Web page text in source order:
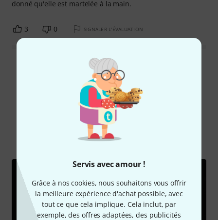
Servis avec amour !
Grâce à nos cookies, nous souhaitons vous offrir
la meilleure expérience d'achat possible, avec
tout ce que cela implique. Cela inclut, par
exemple, des offres adaptées, des publicités
donné qu'elle est martelée à la main.
3 0 SIGNALER L'ÉVALUATION
Lire toutes les évaluations
Le saviez-vous?
Tout Vidéos